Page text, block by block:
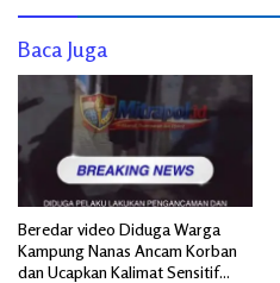
Baca Juga
Beredar video Diduga Warga
Kampung Nanas Ancam Korban
dan Ucapkan Kalimat Sensitif